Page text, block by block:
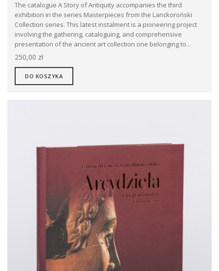
The catalogue A Story of Antiquity accompanies the third
exhibition in the series Masterpieces from the Lanckoroński
Collection series. This latest instalment is a pioneering project
involving the gathering, cataloguing, and comprehensive
presentation of the ancient art collection one belonging to...
250,00 zł
DO KOSZYKA